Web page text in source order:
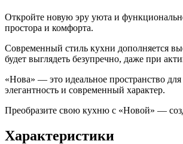
Откройте новую эру уюта и
простора и комфорта.
Современный стиль кухни дополняется
будет выглядеть безупречно, даже при
«Нова» — это идеальное пространство
элегантность и современный характер.
Преобразите свою кухню с «Новой» —
Характеристики